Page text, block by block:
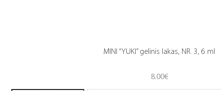
MINI “YUKI” gelinis lakas, NR. 3, 6 ml
8.00€